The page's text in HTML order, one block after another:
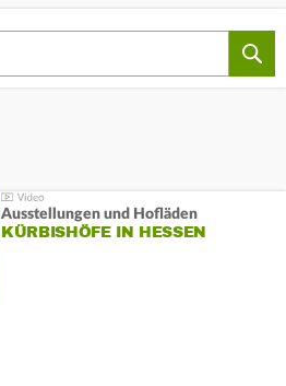
Ausstellungen und Hofläden
KÜRBISHÖFE IN HESSEN